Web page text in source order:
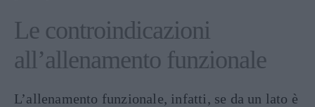
Le controindicazioni
all’allenamento funzionale
L’allenamento funzionale, infatti, se da un lato è